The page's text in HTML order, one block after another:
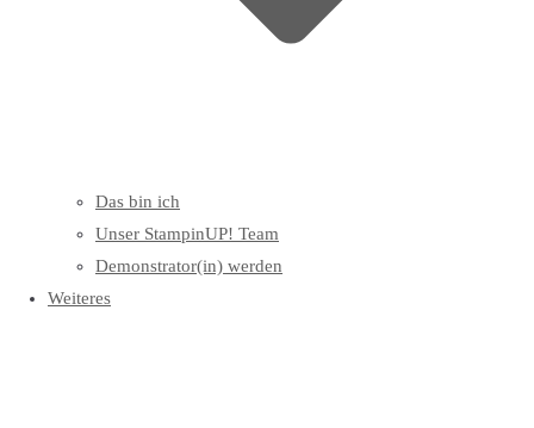
Das bin ich
Unser StampinUP! Team
Demonstrator(in) werden
Weiteres